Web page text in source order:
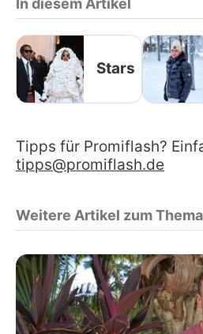
In diesem Artikel
Stars
Tipps für Promiflash?
tipps@promiflash.de
Weitere Artikel zum Thema